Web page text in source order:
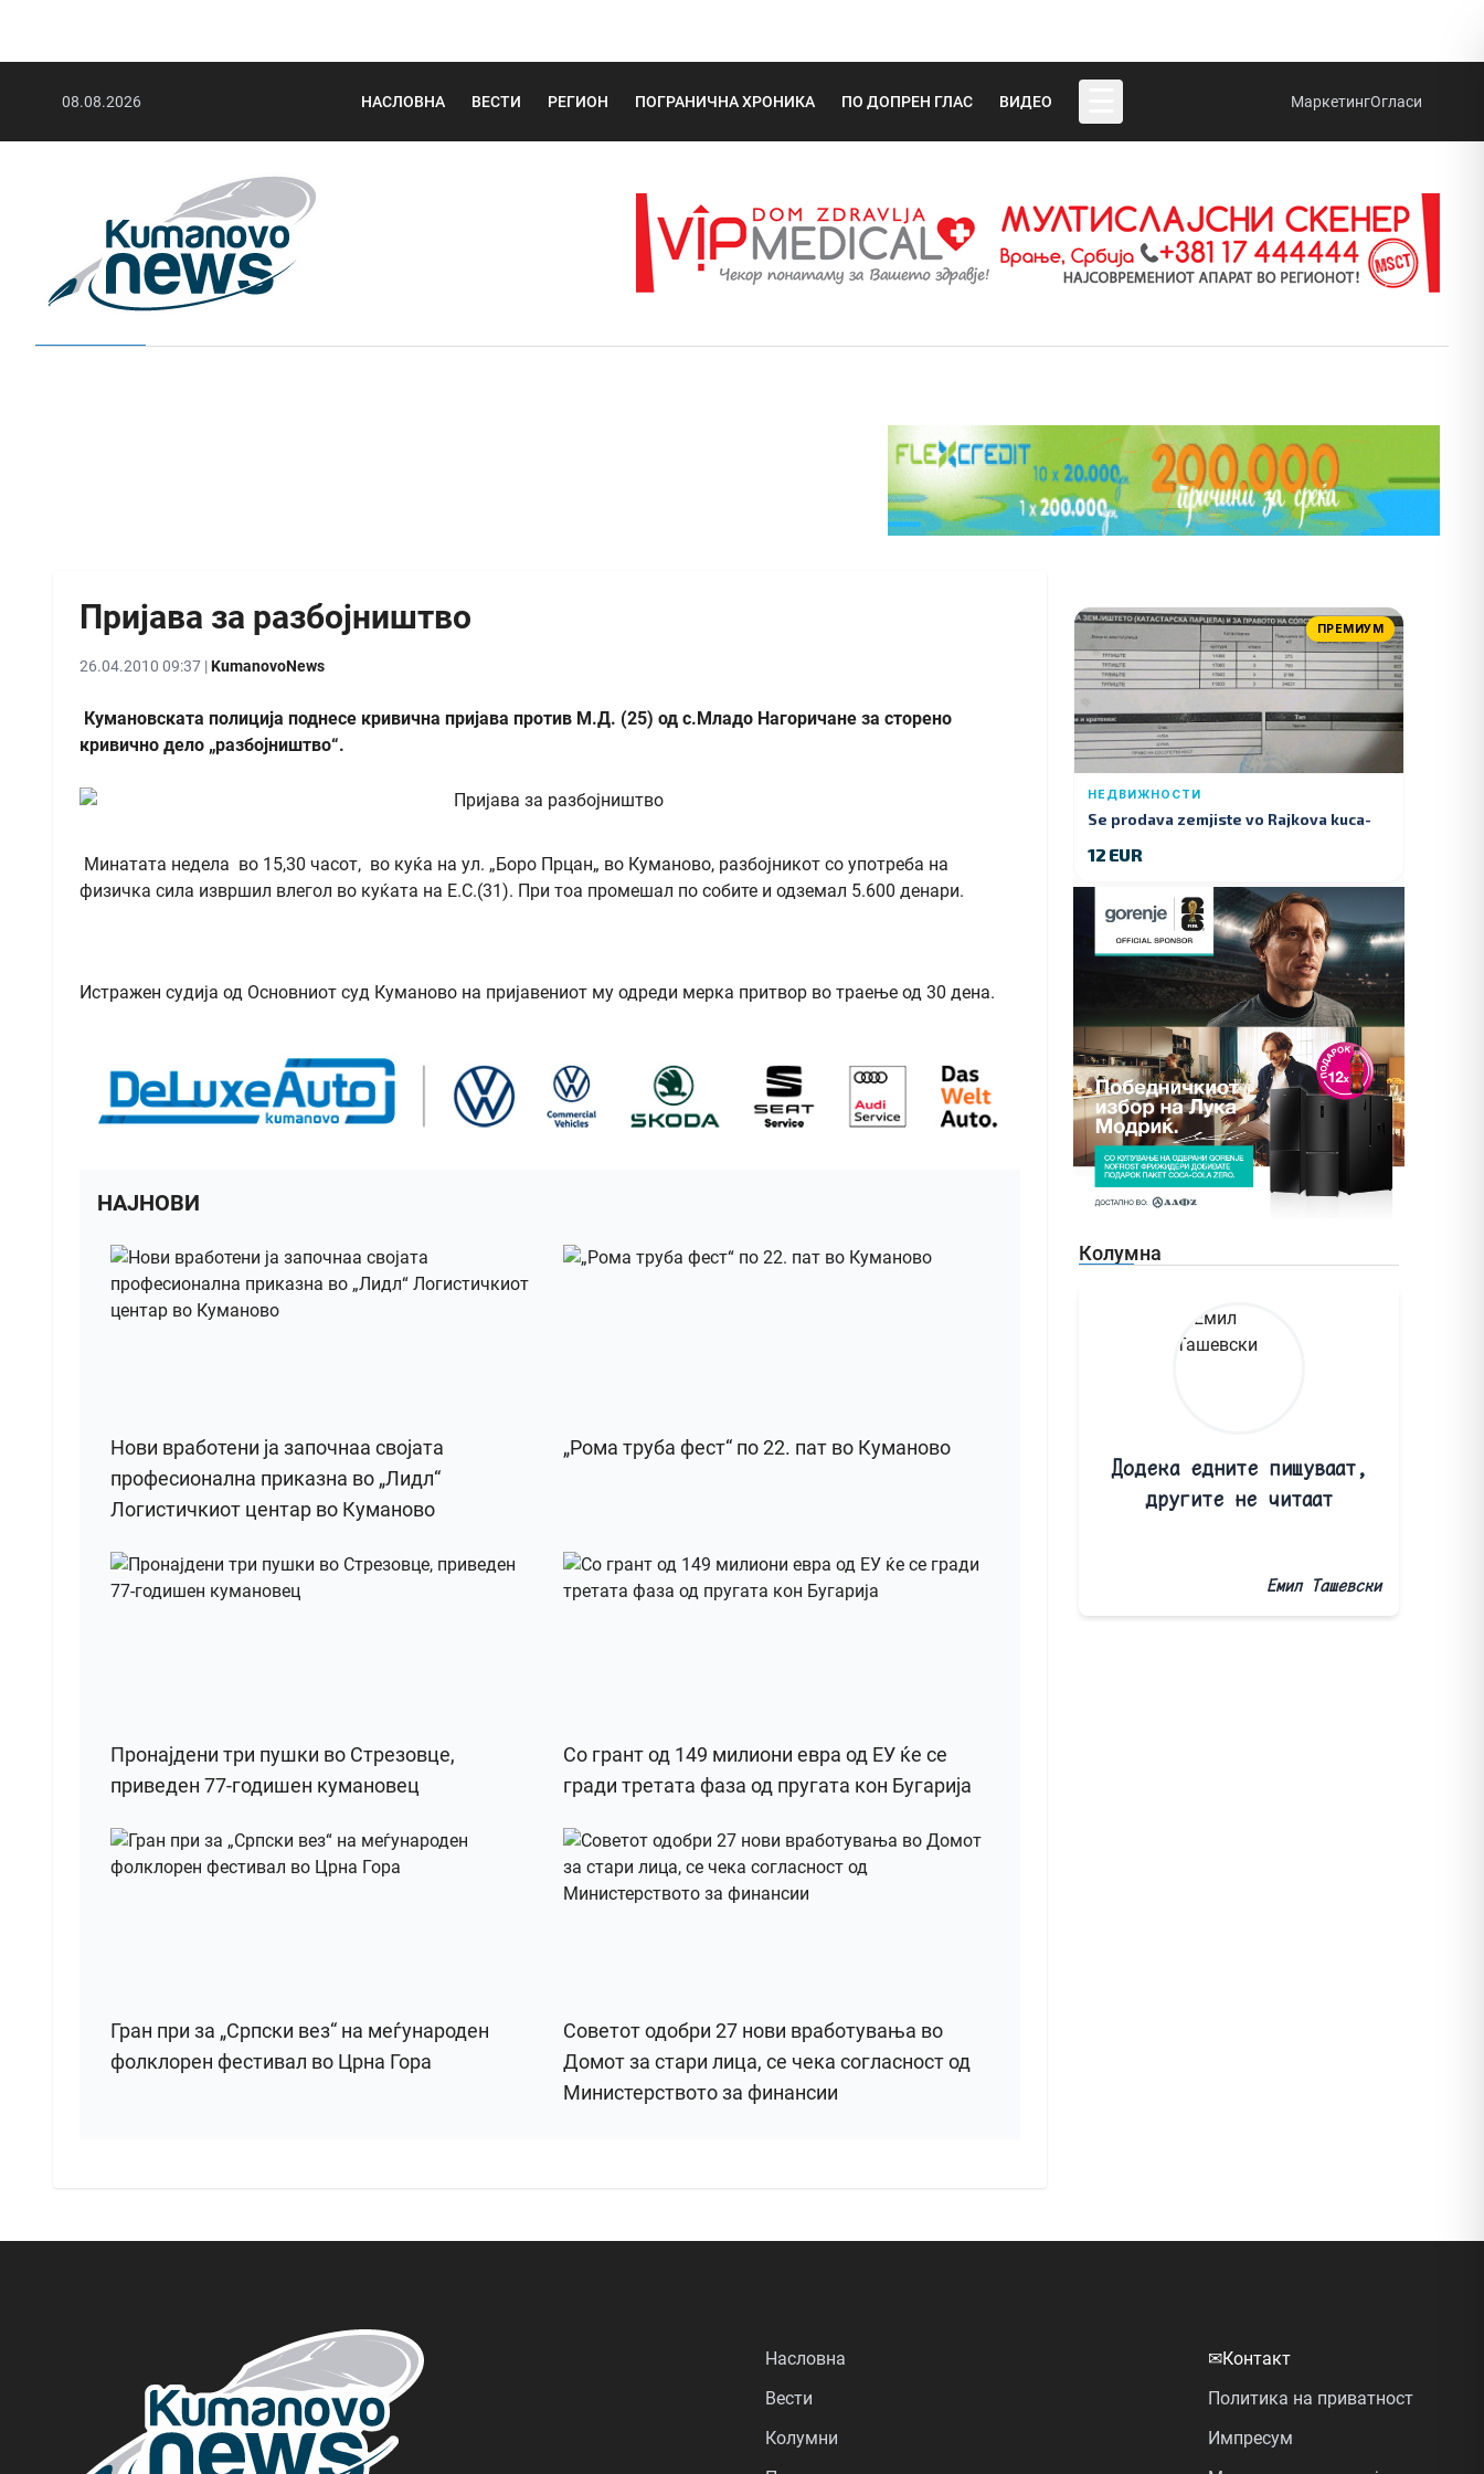
08.08.2026 НАСЛОВНА ВЕСТИ РЕГИОН ПОГРАНИЧНА ХРОНИКА ПО ДОПРЕН ГЛАС ВИДЕО МаркетингОгласи
Пријава за разбојништво
26.04.2010 09:37 |KumanovoNews
Кумановската полиција поднесе кривична пријава против М.Д. (25) од с.Младо Нагоричане за сторено
кривично дело „разбојништво“.
Минатата недела во 15,30 часот, во куќа на ул. „Боро Прцан„ во Куманово, разбојникот со употреба на
физичка сила извршил влегол во куќата на Е.С.(31). При тоа промешал по собите и одземал 5.600 денари.
Истражен судија од Основниот суд Куманово на пријавениот му одреди мерка притвор во траење од 30 дена.
НАЈНОВИ
Нови вработени ја започнаа својата
професионална приказна во „Лидл“
Логистичкиот центар во Куманово
„Рома труба фест“ по 22. пат во Куманово
Пронајдени три пушки во Стрезовце,
приведен 77-годишен кумановец
Со грант од 149 милиони евра од ЕУ ќе се
гради третата фаза од пругата кон Бугарија
Гран при за „Српски вез“ на меѓународен
фолклорен фестивал во Црна Гора
Советот одобри 27 нови вработувања во
Домот за стари лица, се чека согласност од
Министерството за финансии
ПРЕМИУМ
НЕДВИЖНОСТИ
Se prodava zemjiste vo Rajkova kuca-
12 EUR
Колумна
Додека едните пишуваат,
другите не читаат
Емил Ташевски
Насловна
Вести
Колумни
✉Контакт
Политика на приватност
Импресум